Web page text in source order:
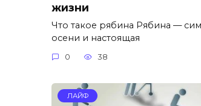
жизни
Что такое рябина Рябина —
осени и настоящая
0 38
ЛАЙФ